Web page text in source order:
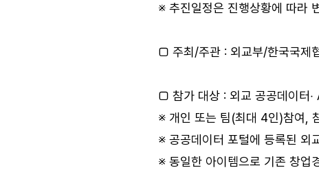
※ 추진일정은 진행상황에 따라
□ 주최/주관 : 외교부/한국국제
□ 참가 대상 : 외교 공공데이터‧
※ 개인 또는 팀(최대 4인)참여,
※ 공공데이터 포털에 등록된 외
※ 동일한 아이템으로 기존 창업